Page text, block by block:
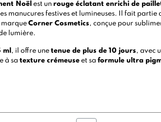
Noël est un rouge éclatant enrichi de
manucures festives et lumineuses. Il fait partie
marqueCorner Cosmetics, conçue pour
lumière.
ml , il offre unetenue de plus de 10 jours, avec
à satexture crémeuse et saformule ultra